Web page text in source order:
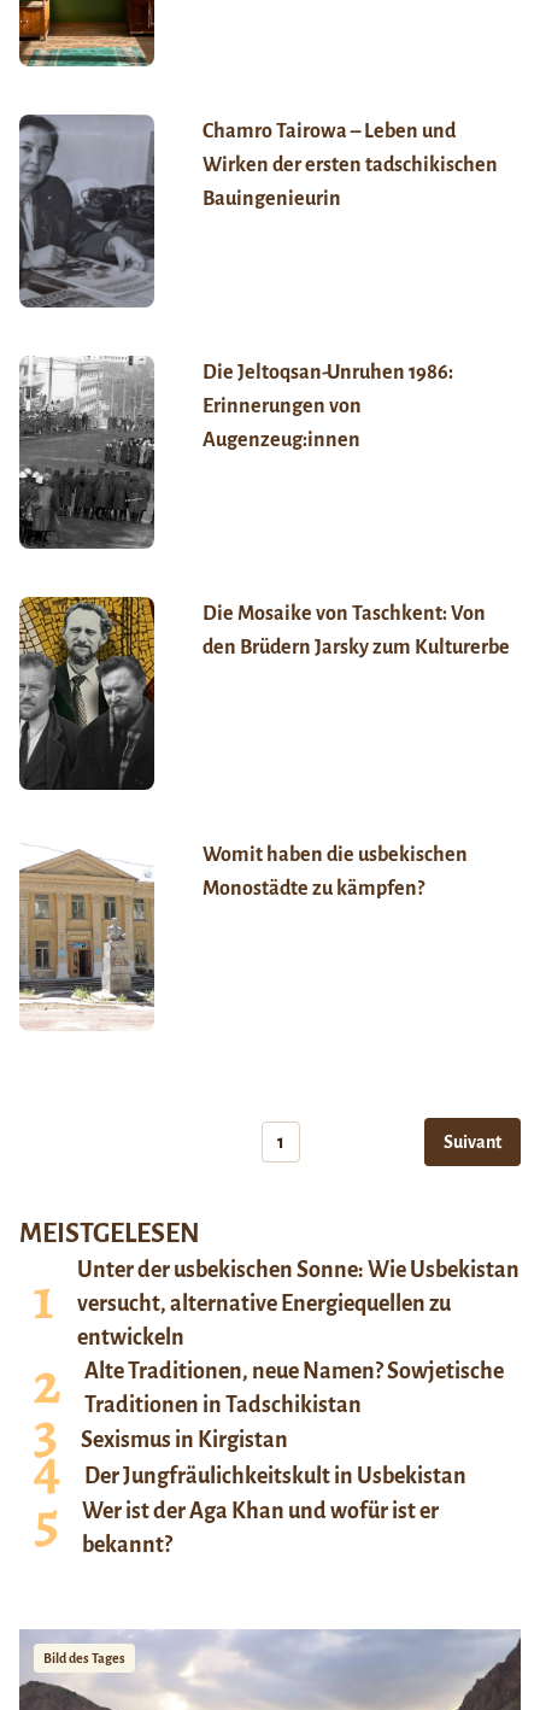
Chamro Tairowa – Leben und
Wirken der ersten tadschikischen
Bauingenieurin
Die Jeltoqsan-Unruhen 1986:
Erinnerungen von
Augenzeug:innen
Die Mosaike von Taschkent: Von
den Brüdern Jarsky zum Kulturerbe
Womit haben die usbekischen
Monostädte zu kämpfen?
1 Suivant
MEISTGELESEN
Unter der usbekischen Sonne: Wie Usbekistan
versucht, alternative Energiequellen zu
entwickeln
Alte Traditionen, neue Namen? Sowjetische
Traditionen in Tadschikistan
Sexismus in Kirgistan
Der Jungfräulichkeitskult in Usbekistan
Wer ist der Aga Khan und wofür ist er
bekannt?
Bild des Tages